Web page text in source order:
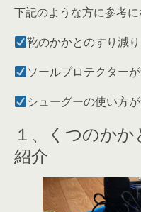
下記のような方に参考に
靴のかかとのすり減
ソールプロテクター
シューグーの使い方
１、くつのか
紹介